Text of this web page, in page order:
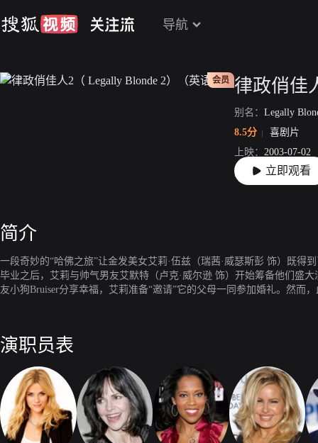
导航
会员
别名： Legally
8.5分
喜剧片
上映： 2003-07-02
片长： 90分19秒
立即观看
简介
一段奇妙的“哈佛之旅”让金发美女艾莉·伍兹（瑞茜·威瑟斯彭 饰）既得
毕业之后，艾莉与帅气男友艾默特（卢克·威尔逊 饰）开始筹备他们盛
友小狗Bruiser分享幸福，艾莉准备“邀请”它的父母一同参加婚礼。然而
门人希德尼（鲍伯·纽哈特 饰）。在希德尼的热心帮助下，艾莉正一步
演职员表